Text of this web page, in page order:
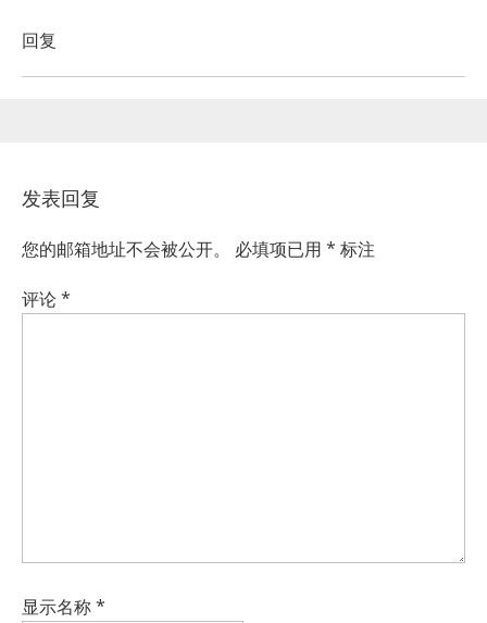
回复
发表回复
您的邮箱地址不会被公开。 必填项已用 * 标注
评论*
显示名称*